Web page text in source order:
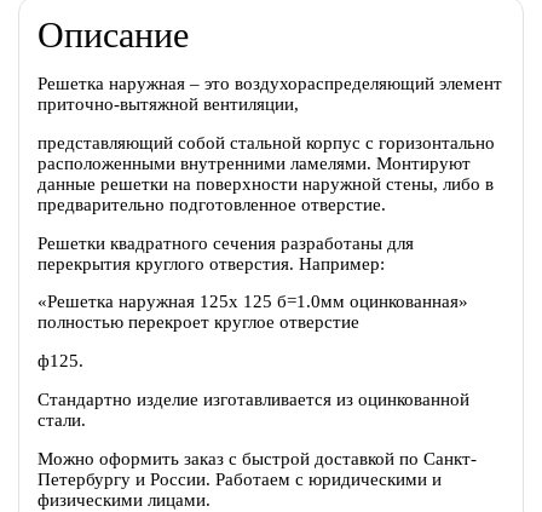
Описание
Решетка наружная – это воздухораспределяющий элемент
приточно-вытяжной вентиляции,
представляющий собой стальной корпус с горизонтально
расположенными внутренними ламелями. Монтируют
данные решетки на поверхности наружной стены, либо в
предварительно подготовленное отверстие.
Решетки квадратного сечения разработаны для
перекрытия круглого отверстия. Например:
«Решетка наружная 125х 125 б=1.0мм оцинкованная»
полностью перекроет круглое отверстие
ф125.
Стандартно изделие изготавливается из оцинкованной
стали.
Можно оформить заказ с быстрой доставкой по Санкт-
Петербургу и России. Работаем с юридическими и
физическими лицами.